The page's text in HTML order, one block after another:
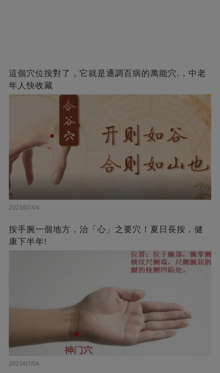
這個穴位按對了，它就是通調百病的萬能穴.，中老
年人快收藏
2023/07/04
按手腕一個地方，治「心」之要穴！夏日長按，健
康下半年!
2023/07/04